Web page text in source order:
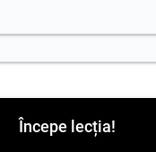
Începe lecția!